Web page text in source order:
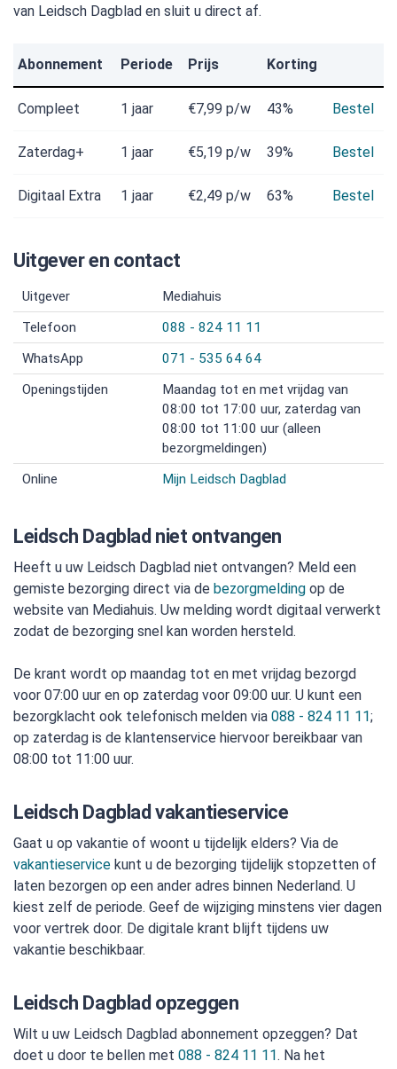
van Leidsch Dagblad en sluit u direct af.
Abonnement Periode Prijs Korting
Compleet 1 jaar €7,99 p/w 43% Bestel
Zaterdag+ 1 jaar €5,19 p/w 39% Bestel
Digitaal Extra 1 jaar €2,49 p/w 63% Bestel
Uitgever en contact
Uitgever
Mediahuis
Telefoon
088 - 824 11 11
WhatsApp
071 - 535 64 64
Openingstijden
Maandag tot en met vrijdag van
08:00 tot 17:00 uur, zaterdag van
08:00 tot 11:00 uur (alleen
bezorgmeldingen)
Online
Mijn Leidsch Dagblad
Leidsch Dagblad niet ontvangen
Heeft u uw Leidsch Dagblad niet ontvangen? Meld een
gemiste bezorging direct via de bezorgmelding op de
website van Mediahuis. Uw melding wordt digitaal verwerkt
zodat de bezorging snel kan worden hersteld.
De krant wordt op maandag tot en met vrijdag bezorgd
voor 07:00 uur en op zaterdag voor 09:00 uur. U kunt een
bezorgklacht ook telefonisch melden via 088 - 824 11 11;
op zaterdag is de klantenservice hiervoor bereikbaar van
08:00 tot 11:00 uur.
Leidsch Dagblad vakantieservice
Gaat u op vakantie of woont u tijdelijk elders? Via de
vakantieservice kunt u de bezorging tijdelijk stopzetten of
laten bezorgen op een ander adres binnen Nederland. U
kiest zelf de periode. Geef de wijziging minstens vier dagen
voor vertrek door. De digitale krant blijft tijdens uw
vakantie beschikbaar.
Leidsch Dagblad opzeggen
Wilt u uw Leidsch Dagblad abonnement opzeggen? Dat
doet u door te bellen met 088 - 824 11 11. Na het